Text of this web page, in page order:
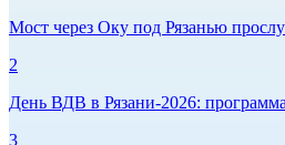
Мост через Оку под Рязанью
2
День ВДВ в Рязани‑2026:
3